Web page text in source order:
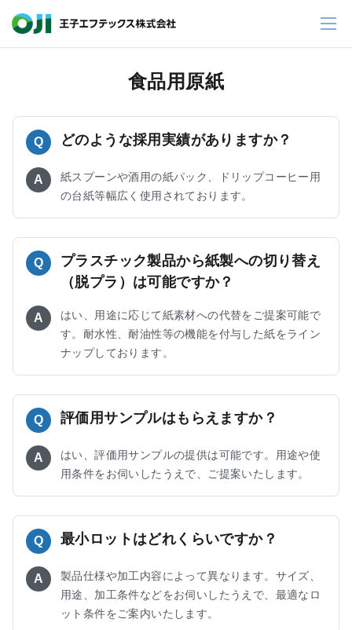
食品用原紙
Q どのような採用実績がありますか？
A
紙スプーンや酒用の紙パック、ドリップコーヒー用
の台紙等幅広く使用されております。
Q
プラスチック製品から紙製への切り替え
（脱プラ）は可能ですか？
A
はい、用途に応じて紙素材への代替をご提案可能で
す。耐水性、耐油性等の機能を付与した紙をライン
ナップしております。
Q 評価用サンプルはもらえますか？
A
はい、評価用サンプルの提供は可能です。用途や使
用条件をお伺いしたうえで、ご提案いたします。
Q 最小ロットはどれくらいですか？
A
製品仕様や加工内容によって異なります。サイズ、
用途、加工条件などをお伺いしたうえで、最適なロ
ット条件をご案内いたします。